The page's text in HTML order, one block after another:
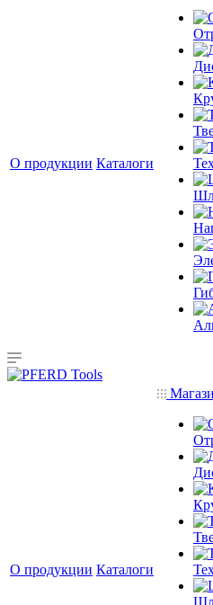
О продукции Каталоги
О продукции Каталоги